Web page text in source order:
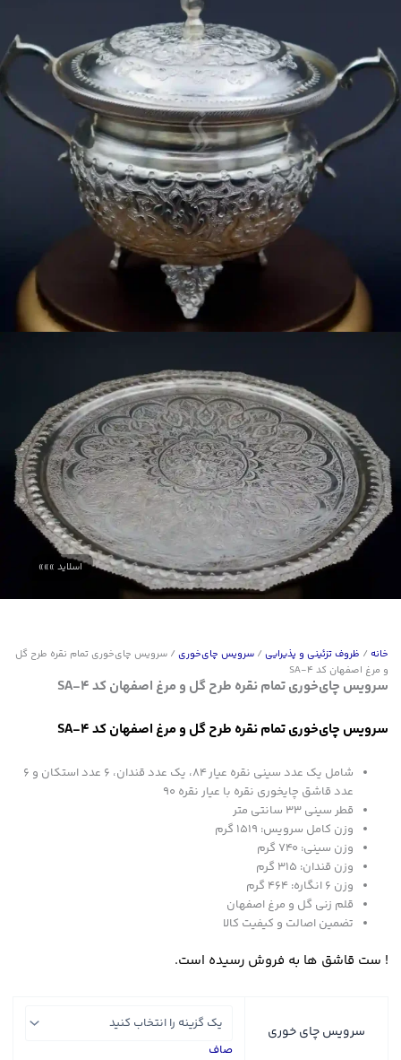
خانه / ظروف تزئینی و پذیرایی / سرویس چای‌خوری / سرویس چای‌خوری تمام نقره طرح گل
و مرغ اصفهان کد SA-4
سرویس چای‌خوری تمام نقره طرح گل و مرغ اصفهان کد SA-4
سرویس چای‌خوری تمام نقره طرح گل و مرغ اصفهان کد SA-4
شامل یک عدد سینی نقره عیار 84
، یک عدد قندان، 6 عدد استکان و 6
عدد قاشق چایخوری نقره با عیار نقره 90
قطر سینی 33 سانتی متر
وزن کامل سرویس: 1519 گرم
وزن سینی: 740 گرم
وزن قندان: 315 گرم
وزن ۶ انگاره: 464 گرم
قلم زنی گل و مرغ اصفهان
تضمین اصالت و کیفیت کالا
! ست قاشق ها به فروش رسیده است.
سرویس چای خوری
صاف